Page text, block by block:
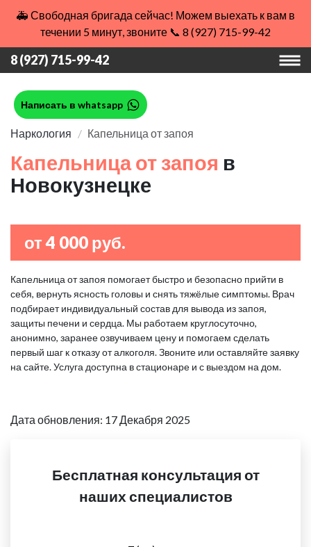
🚑 Свободная бригада сейчас! Можем выехать к вам в
течении 5 минут, звоните 📞 8 (927) 715-99-42
8 (927) 715-99-42
Написать в whatsapp
Наркология Капельница от запоя
Капельница от запоя в
Новокузнецке
от 4 000 руб.
Капельница от запоя помогает быстро и безопасно прийти в
себя, вернуть ясность головы и снять тяжёлые симптомы. Врач
подбирает индивидуальный состав для вывода из запоя,
защиты печени и сердца. Мы работаем круглосуточно,
анонимно, заранее озвучиваем цену и помогаем сделать
первый шаг к отказу от алкоголя. Звоните или оставляйте заявку
на сайте. Услуга доступна в стационаре и с выездом на дом.
Дата обновления: 17 Декабря 2025
Бесплатная консультация от
наших специалистов